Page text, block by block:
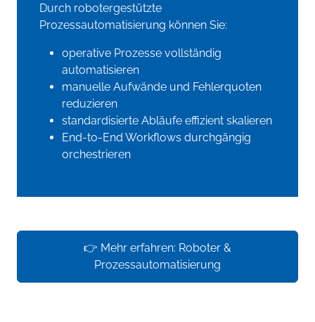
Durch robotergestützte
Prozessautomatisierung können Sie:
operative Prozesse vollständig
automatisieren
manuelle Aufwände und Fehlerquoten
reduzieren
standardisierte Abläufe effizient skalieren
End-to-End Workflows durchgängig
orchestrieren
👉 Mehr erfahren: Roboter &
Prozessautomatisierung